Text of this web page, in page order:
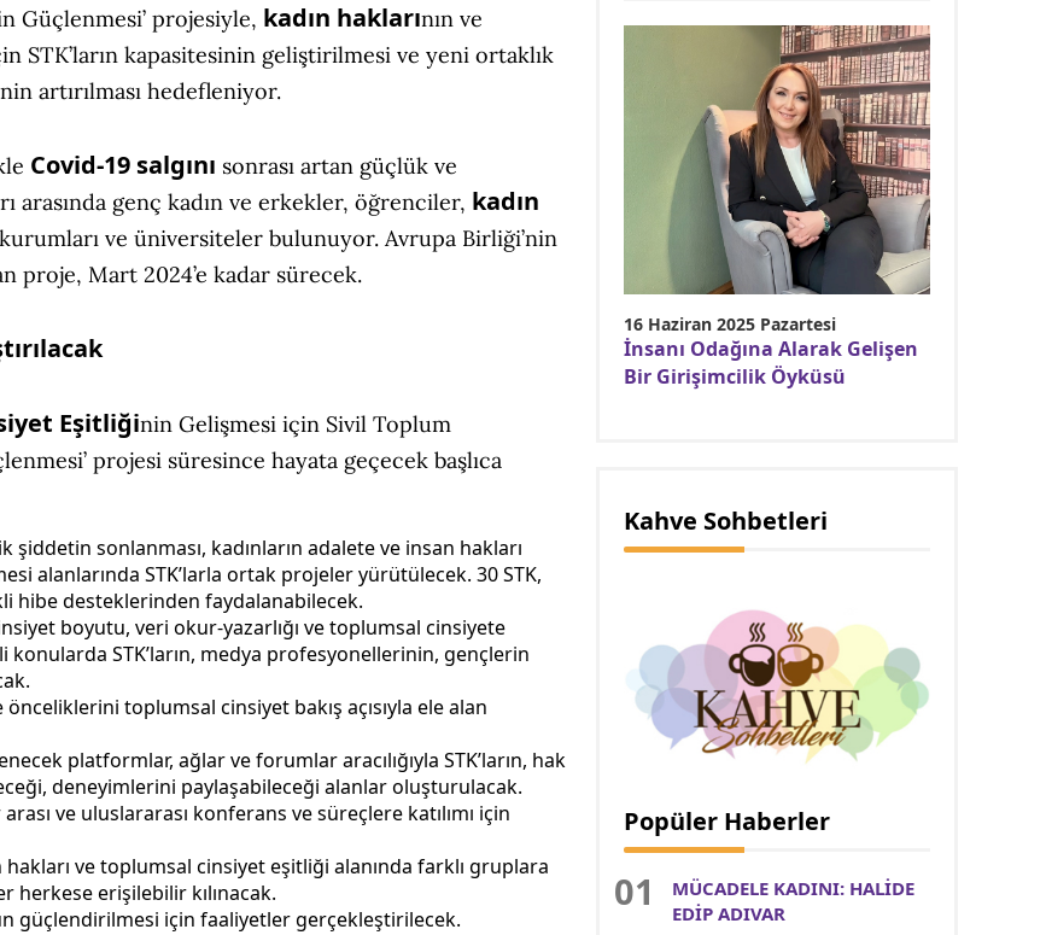
Güçlenmesi’ projesiyle, kadın haklarının ve
STK’ların kapasitesinin geliştirilmesi ve yeni ortaklık
artırılması hedefleniyor.
Covid-19 salgını sonrası artan güçlük ve
arasında genç kadın ve erkekler, öğrenciler, kadın
ve üniversiteler bulunuyor. Avrupa Birliği’nin
proje, Mart 2024’e kadar sürecek.
Eşitliğinin Gelişmesi için Sivil Toplum
projesi süresince hayata geçecek başlıca
şiddetin sonlanması, kadınların adalete ve insan hakları
alanlarında STK’larla ortak projeler yürütülecek. 30 STK,
hibe desteklerinden faydalanabilecek.
boyutu, veri okur-yazarlığı ve toplumsal cinsiyete
konularda STK’ların, medya profesyonellerinin, gençlerin
toplumsal cinsiyet bakış açısıyla ele alan
platformlar, ağlar ve forumlar aracılığıyla STK’ların, hak
deneyimlerini paylaşabileceği alanlar oluşturulacak.
ve uluslararası konferans ve süreçlere katılımı için
hakları ve toplumsal cinsiyet eşitliği alanında farklı gruplara
erişilebilir kılınacak.
güçlendirilmesi için faaliyetler gerçekleştirilecek.
16 Haziran 2025 Pazartesi
İnsanı Odağına Alarak Gelişen
Bir Girişimcilik Öyküsü
Kahve Sohbetleri
Popüler Haberler
MÜCADELE KADINI: HALİDE
EDİP ADIVAR